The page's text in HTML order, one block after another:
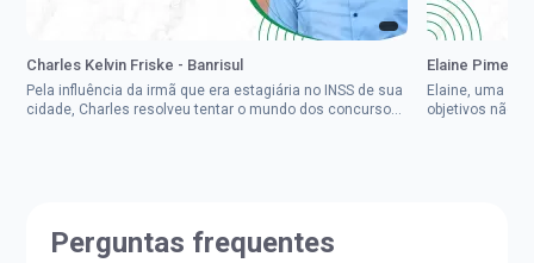
Charles Kelvin Friske - Banrisul
Pela influência da irmã que era estagiária no INSS de sua
cidade, Charles resolveu tentar o mundo dos concursos
Elaine
Elaine, uma
objetivos não
Perguntas frequentes